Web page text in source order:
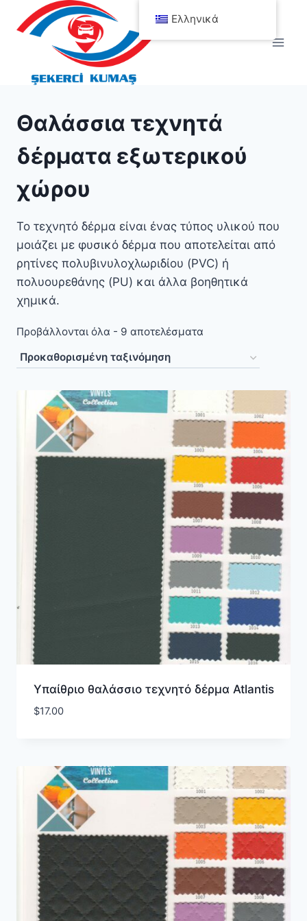
Θαλάσσια τεχνητά
δέρματα εξωτερικού
χώρου
Το τεχνητό δέρμα είναι ένας τύπος υλικού που
μοιάζει με φυσικό δέρμα που αποτελείται από
ρητίνες πολυβινυλοχλωριδίου (PVC) ή
πολυουρεθάνης (PU) και άλλα βοηθητικά
χημικά.
Προβάλλονται όλα - 9 αποτελέσματα
Υπαίθριο θαλάσσιο τεχνητό δέρμα Atlantis
$17.00
Ελληνικά